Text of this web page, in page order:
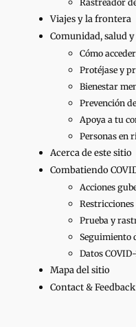
Rastreador
Viajes y la frontera
Comunidad, salud
Cómo
Protéjase y
Bienestar
Prevención
Apoya a tu
Personas en
Acerca de este sitio
Combatiendo
Acciones
Restricciones
Prueba y
Seguimiento
Datos COVID-
Mapa del sitio
Contact & Feedback